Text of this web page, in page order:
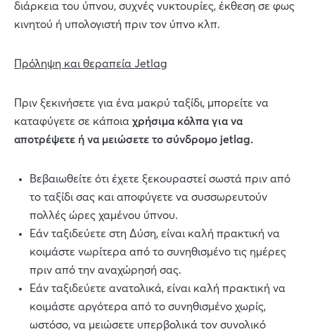
διάρκεια του ύπνου, συχνές νυκτουρίες, έκθεση σε φως
κινητού ή υπολογιστή πριν τον ύπνο κλπ.
Πρόληψη και θεραπεία Jetlag
Πριν ξεκινήσετε για ένα μακρύ ταξίδι, μπορείτε να
καταφύγετε σε κάποια χρήσιμα κόλπα για να
αποτρέψετε ή να μειώσετε το σύνδρομο jetlag.
Βεβαιωθείτε ότι έχετε ξεκουραστεί σωστά πριν από
το ταξίδι σας και αποφύγετε να συσσωρευτούν
πολλές ώρες χαμένου ύπνου.
Εάν ταξιδεύετε στη Δύση, είναι καλή πρακτική να
κοιμάστε νωρίτερα από το συνηθισμένο τις ημέρες
πριν από την αναχώρησή σας.
Εάν ταξιδεύετε ανατολικά, είναι καλή πρακτική να
κοιμάστε αργότερα από το συνηθισμένο χωρίς,
ωστόσο, να μειώσετε υπερβολικά τον συνολικό